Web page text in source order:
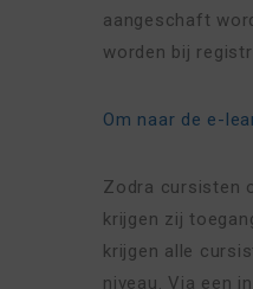
aangeschaft
worden bij
Om naar de e-
Zodra cursisten
krijgen zij
krijgen alle
niveau. Via een